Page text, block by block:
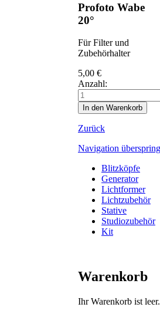
Profoto Wabe
20°
Für Filter und
Zubehörhalter
5,00 €
Anzahl:
Zurück
Navigation
Blitzköpfe
Generator
Lichtformer
Lichtzubehör
Stative
Studiozubehör
Kit
Warenkorb
Ihr Warenkorb ist leer.